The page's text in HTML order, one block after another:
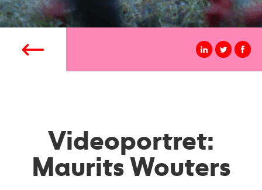
Videoportret:
Maurits Wouters